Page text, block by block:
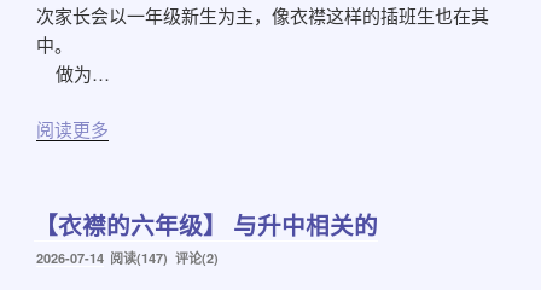
次家长会以一年级新生为主，像衣襟这样的插班生也在其
中。
做为…
阅读更多
【衣襟的六年级】 与升中相关的
发
2026-07-14 阅读(147) 评论(2)